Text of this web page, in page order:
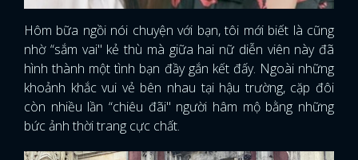
Hôm bữa ngồi nói chuyện với bạn, tôi mới biết là cũng
nhờ “sắm vai" kẻ thù mà giữa hai nữ diễn viên này đã
hình thành một tình bạn đầy gắn kết đấy. Ngoài những
khoảnh khắc vui vẻ bên nhau tại hậu trường, cặp đôi
còn nhiều lần “chiêu đãi" người hâm mộ bằng những
bức ảnh thời trang cực chất.